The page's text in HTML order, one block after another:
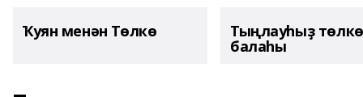
Ҡуян менән Төлкө Тыңлауһыҙ төлкө
балаһы